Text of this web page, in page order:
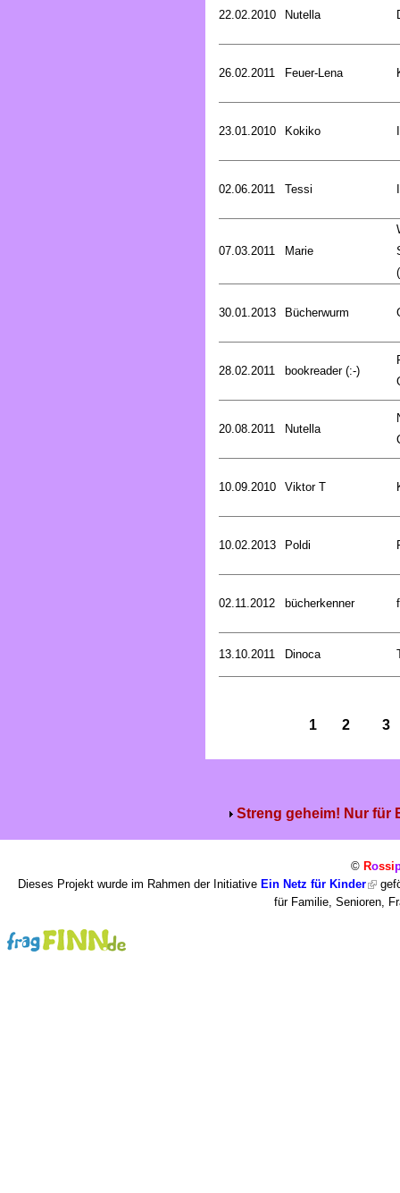
22.02.2010 Nutella
26.02.2011 Feuer-Lena
23.01.2010 Kokiko
02.06.2011 Tessi
07.03.2011 Marie
30.01.2013 Bücherwurm
28.02.2011 bookreader (:-)
20.08.2011 Nutella
10.09.2010 Viktor T
10.02.2013 Poldi
02.11.2012 bücherkenner
13.10.2011 Dinoca
1 2 3
Streng geheim! Nur für
© Rossi
Dieses Projekt wurde im Rahmen der Initiative Ein Netz für Kinder
für Familie, Senioren,